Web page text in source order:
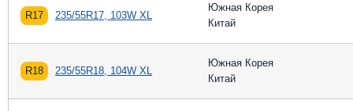
R17 235/55R17, 103W XL
Южная Корея
Китай
R18 235/55R18, 104W XL
Южная Корея
Китай